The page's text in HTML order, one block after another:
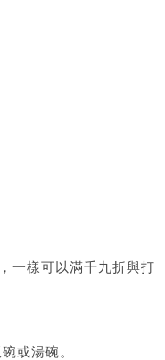
一樣可以滿千九折與打
或湯碗。